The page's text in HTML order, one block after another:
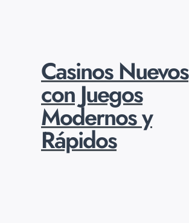
Casinos Nuevos
con Juegos
Modernos y
Rápidos